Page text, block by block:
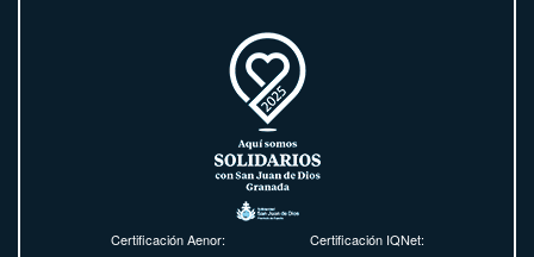
Certificación Aenor: Certificación IQNet: